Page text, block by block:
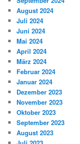
August 2024
Juli 2024
Juni 2024
Mai 2024
April 2024
März 2024
Februar 2024
Januar 2024
Dezember 2023
November 2023
Oktober 2023
September 2023
August 2023